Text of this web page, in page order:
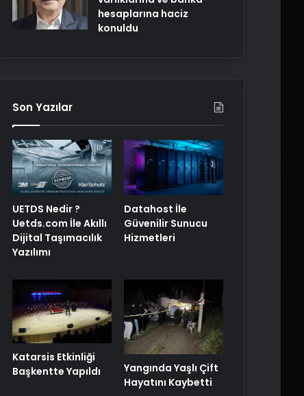
hesaplarına haciz
konuldu
Son Yazılar
UETDS Nedir ?
Uetds.com İle Akıllı
Dijital Taşımacılık
Yazılımı
Datahost İle
Güvenilir Sunucu
Hizmetleri
Katarsis Etkinliği
Başkentte Yapıldı
Yangında Yaşlı Çift
Hayatını Kaybetti